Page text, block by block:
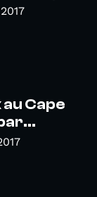
Cape